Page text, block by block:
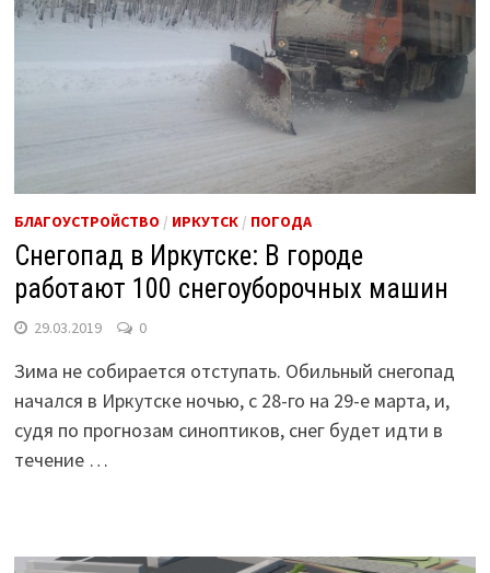
БЛАГОУСТРОЙСТВО / ИРКУТСК/ ПОГОДА
Снегопад в Иркутске: В городе
работают 100 снегоуборочных машин
29.03.2019 0
Зима не собирается отступать. Обильный снегопад
начался в Иркутске ночью, с 28-го на 29-е марта, и,
судя по прогнозам синоптиков, снег будет идти в
течение …